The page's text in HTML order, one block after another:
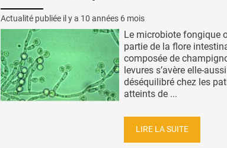
Actualité publiée il y a 10 années 6 mois
Le microbiote fongique
partie de la flore
composée de
levures s’avère elle-aussi
déséquilibré chez les
atteints de ...
LIRE LA SUITE